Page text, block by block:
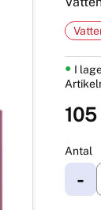
105
Antal
-
I